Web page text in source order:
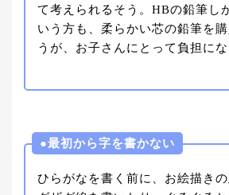
て考えられるそう。HBの鉛筆し
いう方も、柔らかい芯の鉛筆を
うが、お子さんにとって負担にな
●最初から字を書かない
ひらがなを書く前に、お絵描き